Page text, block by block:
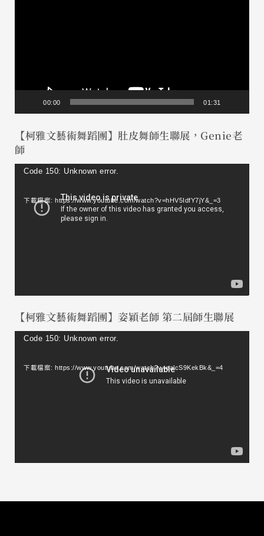
00:00 01:31
【柯雅文藝術舞蹈團】肚皮舞師生聯展，Genie老
師
視Code 150: Unknown error.
下載檔案: https://www.youtube.com/watch?v=hHV5IdfY7jY&_=3
【柯雅文藝術舞蹈團】姿穎老師 第二屆師生聯展
視Code 150: Unknown error.
下載檔案: https://www.youtube.com/watch?v=ealcS9KekBk&_=4